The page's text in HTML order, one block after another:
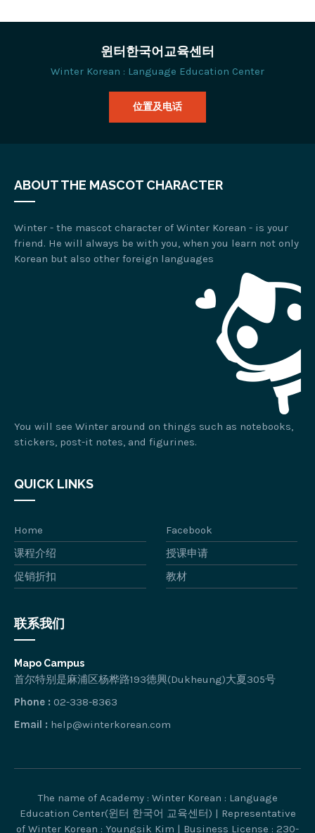
윈터한국어교육센터
Winter Korean : Language Education Center
位置及电话
ABOUT THE MASCOT CHARACTER
Winter - the mascot character of Winter Korean - is your
friend. He will always be with you, when you learn not only
Korean but also other foreign languages
You will see Winter around on things such as notebooks,
stickers, post-it notes, and figurines.
QUICK LINKS
Home
Facebook
课程介绍
授课申请
促销折扣
教材
联系我们
Mapo Campus
首尔特别是麻浦区杨桦路193徳興(Dukheung)大夏305号
Phone : 02-338-8363
Email : help@winterkorean.com
The name of Academy : Winter Korean : Language
Education Center(윈터 한국어 교육센터) | Representative
of Winter Korean : Youngsik Kim | Business License : 230-